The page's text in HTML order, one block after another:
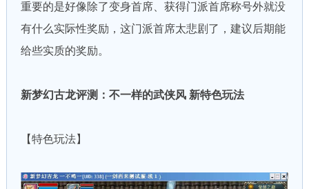
重要的是好像除了变身首席、获得门派首席称号外就没
有什么实际性奖励，这门派首席太悲剧了，建议后期能
给些实质的奖励。
新梦幻古龙评测：不一样的武侠风 新特色玩法
【特色玩法】